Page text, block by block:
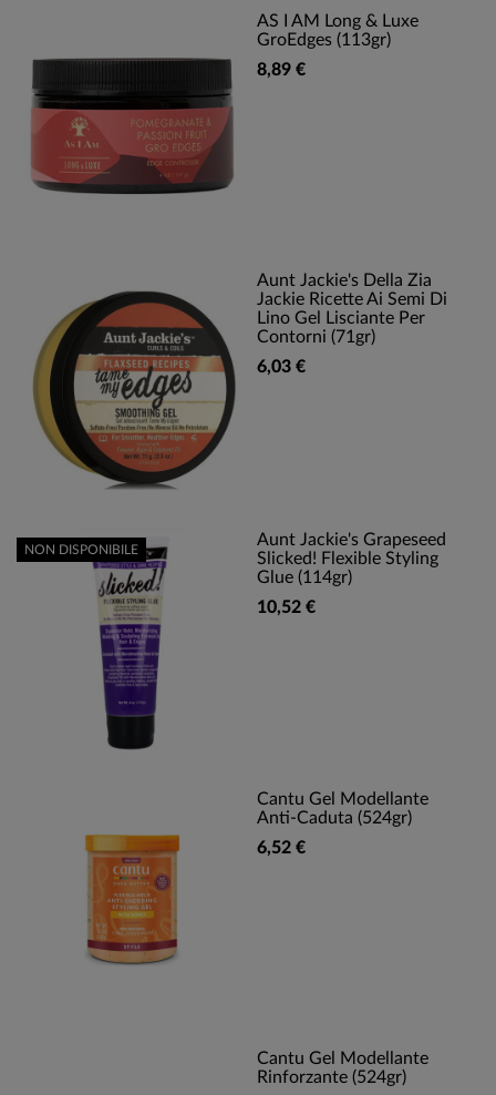
AS I AM Long & Luxe
GroEdges (113gr)
8,89 €
Aunt Jackie's Della Zia
Jackie Ricette Ai Semi Di
Lino Gel Lisciante Per
Contorni (71gr)
6,03 €
Aunt Jackie's Grapeseed
Slicked! Flexible Styling
Glue (114gr)
10,52 €
NON DISPONIBILE
Cantu Gel Modellante
Anti-Caduta (524gr)
6,52 €
Cantu Gel Modellante
Rinforzante (524gr)